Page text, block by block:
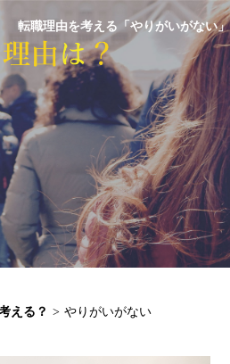
転職理由を考える「やりがいがない」
える？ > やりがいがない